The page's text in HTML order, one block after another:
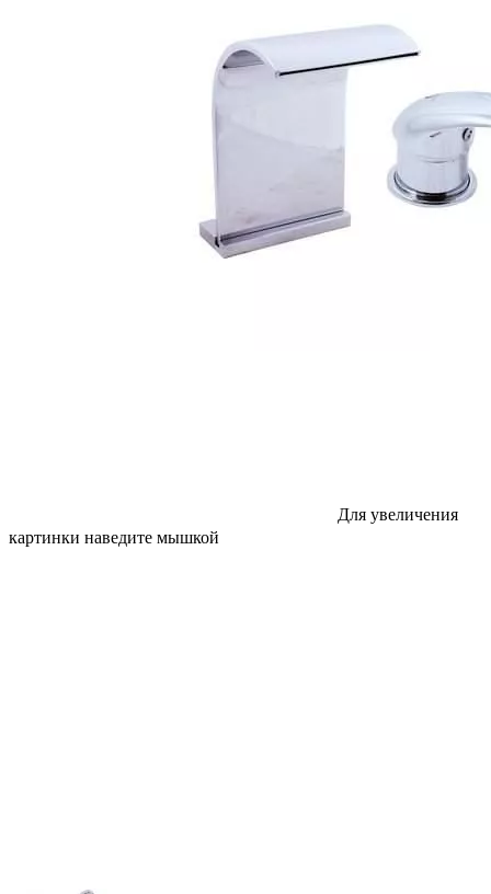
Для увеличения
картинки наведите мышкой